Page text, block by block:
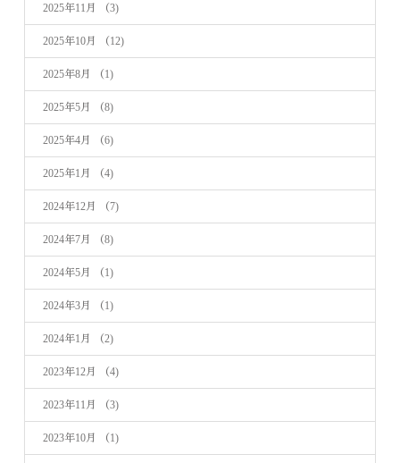
2025年11月 （3)
2025年10月 （12)
2025年8月 （1)
2025年5月 （8)
2025年4月 （6)
2025年1月 （4)
2024年12月 （7)
2024年7月 （8)
2024年5月 （1)
2024年3月 （1)
2024年1月 （2)
2023年12月 （4)
2023年11月 （3)
2023年10月 （1)